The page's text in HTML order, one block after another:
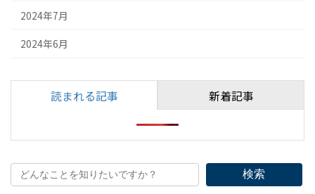
2024年7月
2024年6月
読まれる記事 新着記事
検索